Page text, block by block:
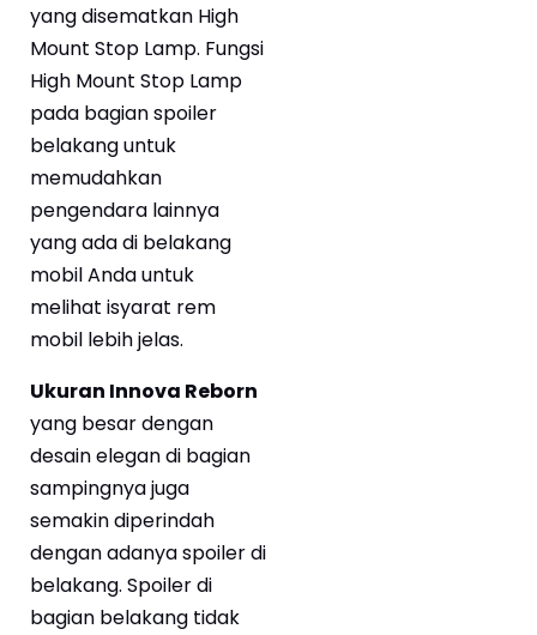
yang disematkan High
Mount Stop Lamp. Fungsi
High Mount Stop Lamp
pada bagian spoiler
belakang untuk
memudahkan
pengendara lainnya
yang ada di belakang
mobil Anda untuk
melihat isyarat rem
mobil lebih jelas.
Ukuran Innova Reborn
yang besar dengan
desain elegan di bagian
sampingnya juga
semakin diperindah
dengan adanya spoiler di
belakang. Spoiler di
bagian belakang tidak